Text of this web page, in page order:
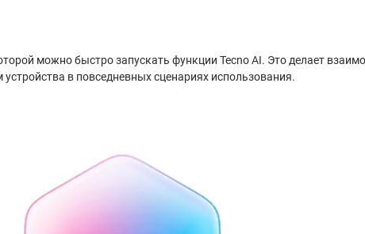
можно быстро запускать функции Tecno AI. Это делает
в повседневных сценариях использования.